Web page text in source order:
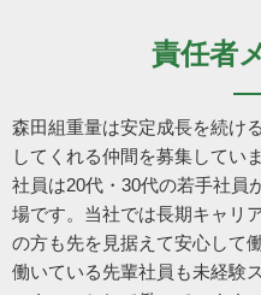
責任者
森田組重量は安定成長を続け
してくれる仲間を募集していま
社員は20代・30代の若手社員
場です。当社では長期キャリ
の方も先を見据えて安心して
働いている先輩社員も未経験